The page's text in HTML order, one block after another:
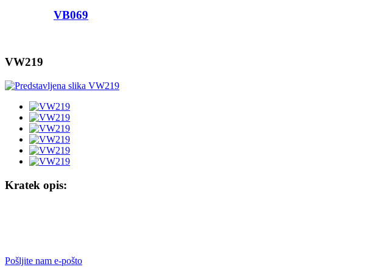
VB069
VW219
Kratek opis:
Pošljite nam e-pošto